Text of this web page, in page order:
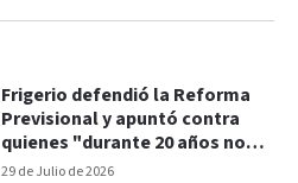
29 de Julio de 2026
Frigerio defendió la Reforma
Previsional y apuntó contra
quienes "durante 20 años no
hicieron nada"